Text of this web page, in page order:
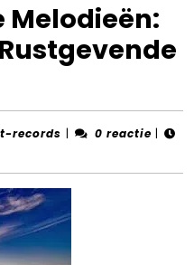
records accent-
| 0 reactie |